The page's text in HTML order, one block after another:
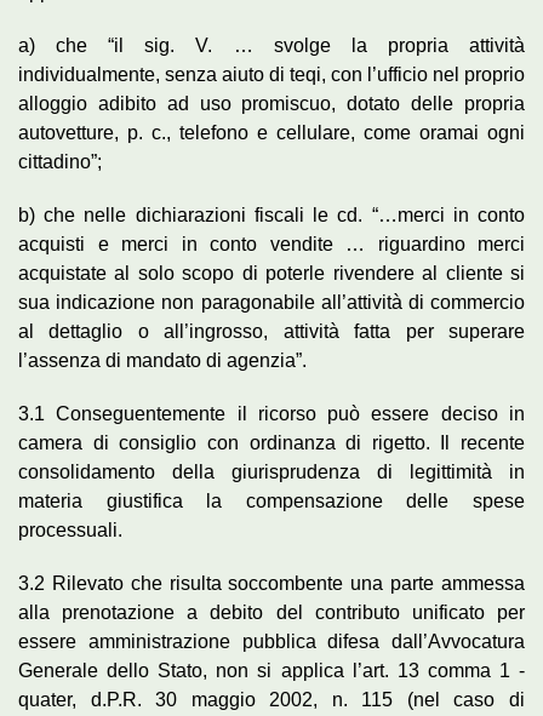
a) che “il sig. V. … svolge la propria attività
individualmente, senza aiuto di teqi, con l’ufficio nel proprio
alloggio adibito ad uso promiscuo, dotato delle propria
autovetture, p. c., telefono e cellulare, come oramai ogni
cittadino”;
b) che nelle dichiarazioni fiscali le cd. “…merci in conto
acquisti e merci in conto vendite … riguardino merci
acquistate al solo scopo di poterle rivendere al cliente si
sua indicazione non paragonabile all’attività di commercio
al dettaglio o all’ingrosso, attività fatta per superare
l’assenza di mandato di agenzia”.
3.1 Conseguentemente il ricorso può essere deciso in
camera di consiglio con ordinanza di rigetto. Il recente
consolidamento della giurisprudenza di legittimità in
materia giustifica la compensazione delle spese
processuali.
3.2 Rilevato che risulta soccombente una parte ammessa
alla prenotazione a debito del contributo unificato per
essere amministrazione pubblica difesa dall’Avvocatura
Generale dello Stato, non si applica l’art. 13 comma 1 -
quater, d.P.R. 30 maggio 2002, n. 115 (nel caso di